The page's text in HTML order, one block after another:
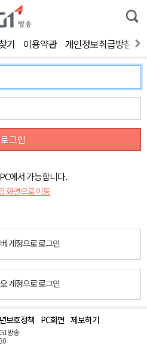
통
합
색
기 이용약관 개인정보취급방침
로그인
에서 가능합니다.
화면으로 이동
계정으로 로그인
계정으로 로그인
보호정책 PC화면 제보하기
방송